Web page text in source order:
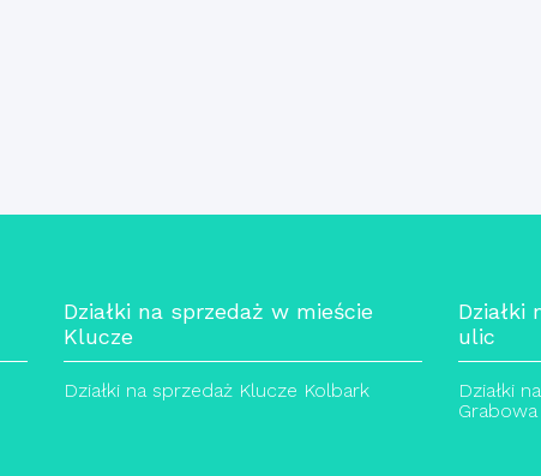
Działki na sprzedaż w mieście
Klucze
Działki na sprzedaż Klucze Kolbark
Działki
ulic
Działki
Grabowa